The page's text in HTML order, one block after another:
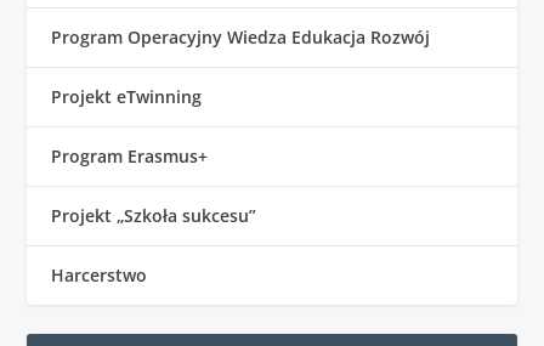
Program Operacyjny Wiedza Edukacja Rozwój
Projekt eTwinning
Program Erasmus+
Projekt „Szkoła sukcesu”
Harcerstwo